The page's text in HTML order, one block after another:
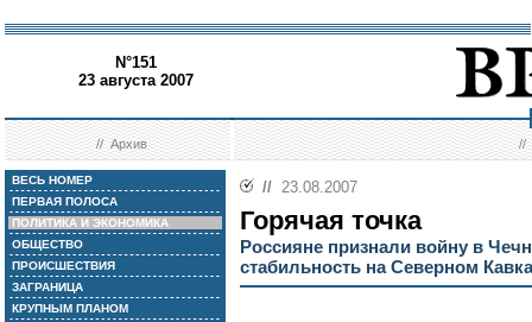
N°151
23 августа 2007
//Архив //
ВЕСЬ НОМЕР
ПЕРВАЯ ПОЛОСА
ПОЛИТИКА И ЭКОНОМИКА
ОБЩЕСТВО
ПРОИСШЕСТВИЯ
ЗАГРАНИЦА
КРУПНЫМ ПЛАНОМ
// 23.08.2007
Горячая точка
Россияне признали войну в
стабильность на Северном